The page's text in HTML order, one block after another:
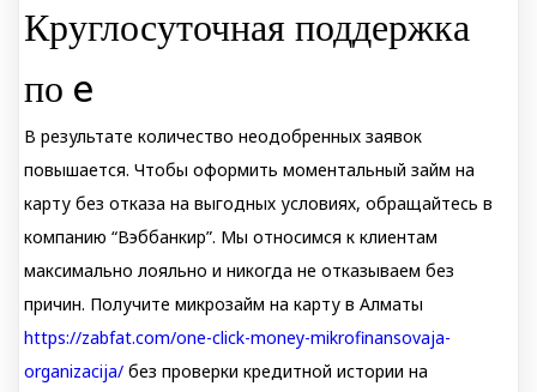
Круглосуточная поддержка
по e
В результате количество неодобренных заявок
повышается. Чтобы оформить моментальный займ на
карту без отказа на выгодных условиях, обращайтесь в
компанию “Вэббанкир”. Мы относимся к клиентам
максимально лояльно и никогда не отказываем без
причин. Получите микрозайм на карту в Алматы
https://zabfat.com/one-click-money-mikrofinansovaja-
organizacija/ без проверки кредитной истории на